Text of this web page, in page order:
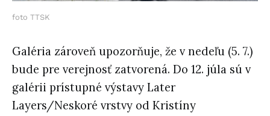
foto TTSK
Galéria zároveň upozorňuje, že v nedeľu (5. 7.)
bude pre verejnosť zatvorená. Do 12. júla sú v
galérii prístupné výstavy Later
Layers/Neskoré vrstvy od Kristíny